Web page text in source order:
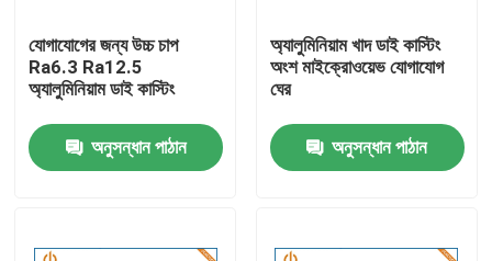
মান নিয়ন্ত্রণ
আমাদের সাথে যোগাযোগ করুন
যোগাযোগের জন্য উচ্চ চাপ
Ra6.3 Ra12.5
অ্যালুমিনিয়াম ডাই কাস্টিং
অনুসন্ধান পাঠান
অ্যালুমিনিয়াম খাদ ডাই কাস্টিং
অংশ মাইক্রোওয়েভ যোগাযোগ
ঘের
অনুসন্ধান পাঠান